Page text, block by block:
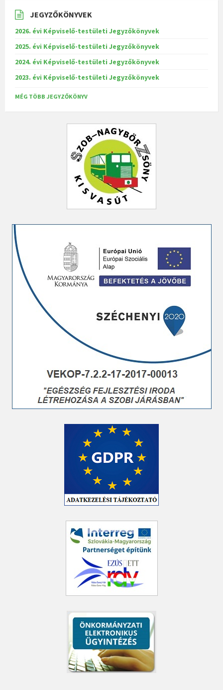
JEGYZŐKÖNYVEK
2026. évi Képviselő-testületi Jegyzőkönyvek
2025. évi Képviselő-testületi Jegyzőkönyvek
2024. évi Képviselő-testületi Jegyzőkönyvek
2023. évi Képviselő-testületi Jegyzőkönyvek
MÉG TÖBB JEGYZŐKÖNYV